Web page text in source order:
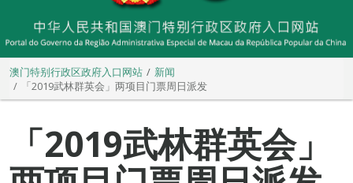
澳门特别行政区政府入口网站
新闻
「2019武林群英会」两项目门票周日派发
「2019武林群英会」